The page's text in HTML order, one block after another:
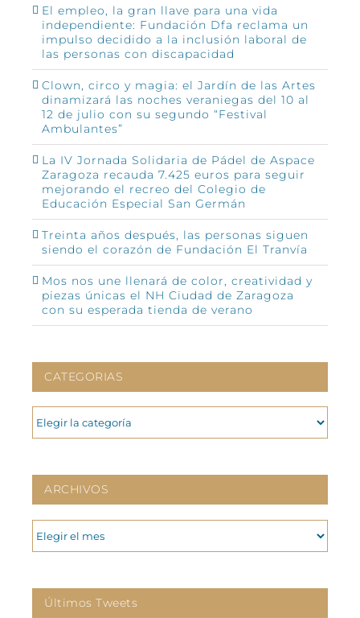
El empleo, la gran llave para una vida
independiente: Fundación Dfa reclama un
impulso decidido a la inclusión laboral de
las personas con discapacidad
Clown, circo y magia: el Jardín de las Artes
dinamizará las noches veraniegas del 10 al
12 de julio con su segundo “Festival
Ambulantes”
La IV Jornada Solidaria de Pádel de Aspace
Zaragoza recauda 7.425 euros para seguir
mejorando el recreo del Colegio de
Educación Especial San Germán
Treinta años después, las personas siguen
siendo el corazón de Fundación El Tranvía
Mos nos une llenará de color, creatividad y
piezas únicas el NH Ciudad de Zaragoza
con su esperada tienda de verano
CATEGORIAS
CATEGORIAS
ARCHIVOS
ARCHIVOS
Últimos Tweets